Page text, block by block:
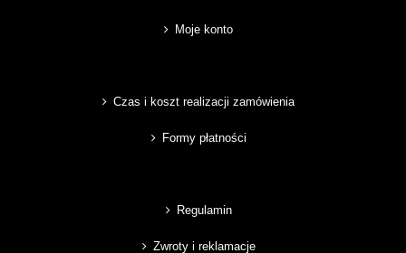
Moje konto
Czas i koszt realizacji zamówienia
Formy płatności
Regulamin
Zwroty i reklamacje